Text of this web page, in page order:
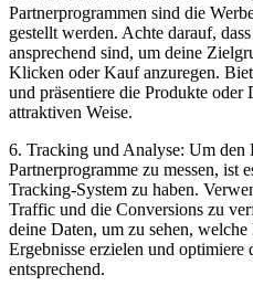
Partnerprogrammen sind die
gestellt werden. Achte darauf,
ansprechend sind, um deine
Klicken oder Kauf anzuregen.
und präsentiere die Produkte oder
attraktiven Weise.
6. Tracking und Analyse: Um den
Partnerprogramme zu messen, ist
Tracking-System zu haben.
Traffic und die Conversions zu
deine Daten, um zu sehen, welche
Ergebnisse erzielen und optimiere
entsprechend.